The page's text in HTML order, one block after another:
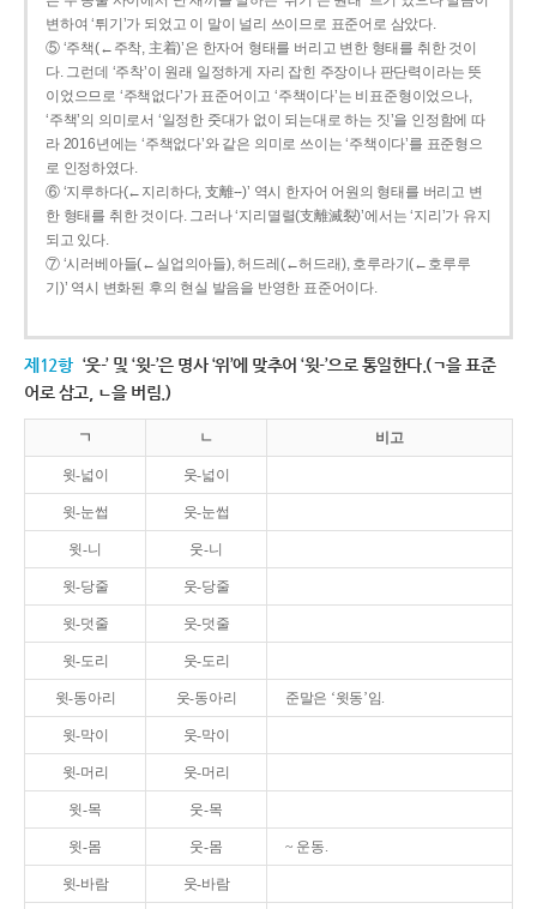
변하여 ‘튀기’가 되었고 이 말이 널리 쓰이므로 표준어로 삼았다.
⑤ ‘주책(←주착, 主着)’은 한자어 형태를 버리고 변한 형태를 취한 것이
다. 그런데 ‘주착’이 원래 일정하게 자리 잡힌 주장이나 판단력이라는 뜻
이었으므로 ‘주책없다’가 표준어이고 ‘주책이다’는 비표준형이었으나,
‘주책’의 의미로서 ‘일정한 줏대가 없이 되는대로 하는 짓’을 인정함에 따
라 2016년에는 ‘주책없다’와 같은 의미로 쓰이는 ‘주책이다’를 표준형으
로 인정하였다.
⑥ ‘지루하다(←지리하다, 支離--)’ 역시 한자어 어원의 형태를 버리고 변
한 형태를 취한 것이다. 그러나 ‘지리멸렬(支離滅裂)’에서는 ‘지리’가 유지
되고 있다.
⑦ ‘시러베아들(←실업의아들), 허드레(←허드래), 호루라기(←호루루
기)’ 역시 변화된 후의 현실 발음을 반영한 표준어이다.
제12항 ‘웃-’ 및 ‘윗-’은 명사 ‘위’에 맞추어 ‘윗-’으로 통일한다.(ㄱ을 표준
어로 삼고, ㄴ을 버림.)
ㄱ ㄴ 비고
윗-넓이 웃-넓이
윗-눈썹 웃-눈썹
윗-니 웃-니
윗-당줄 웃-당줄
윗-덧줄 웃-덧줄
윗-도리 웃-도리
윗-동아리 웃-동아리 준말은 ‘윗동’임.
윗-막이 웃-막이
윗-머리 웃-머리
윗-목 웃-목
윗-몸 웃-몸 ~ 운동.
윗-바람 웃-바람